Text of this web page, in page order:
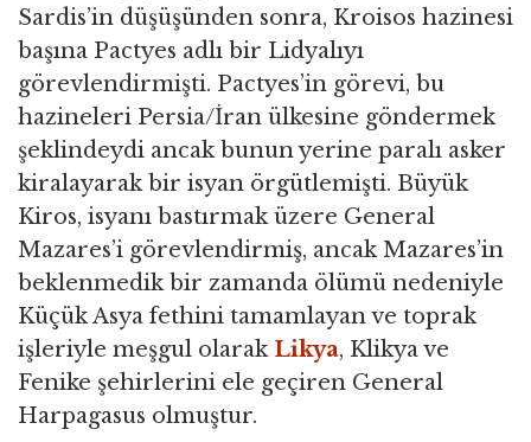
Sardis’in düşüşünden sonra, Kroisos hazinesi
başına Pactyes adlı bir Lidyalıyı
görevlendirmişti. Pactyes’in görevi, bu
hazineleri Persia/İran ülkesine göndermek
şeklindeydi ancak bunun yerine paralı asker
kiralayarak bir isyan örgütlemişti. Büyük
Kiros, isyanı bastırmak üzere General
Mazares’i görevlendirmiş, ancak Mazares’in
beklenmedik bir zamanda ölümü nedeniyle
Küçük Asya fethini tamamlayan ve toprak
işleriyle meşgul olarak Likya, Klikya ve
Fenike şehirlerini ele geçiren General
Harpagasus olmuştur.